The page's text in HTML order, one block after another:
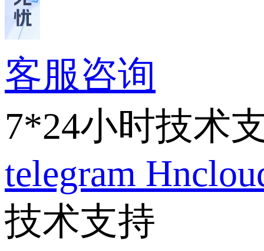
客服咨询
7*24小时技术
telegram
技术支持